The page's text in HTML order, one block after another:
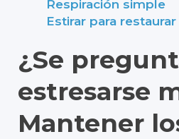
Respiración simple
Estirar para restaurar
¿Se
estresarse
Mantener